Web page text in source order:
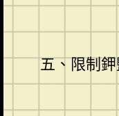
五、限制